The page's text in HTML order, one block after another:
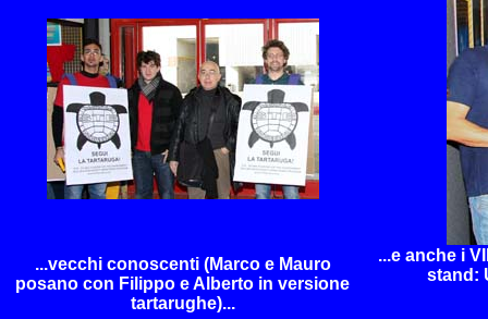
...vecchi conoscenti (Marco e Mauro
posano con Filippo e Alberto in versione
tartarughe)...
...e anche i
stand: